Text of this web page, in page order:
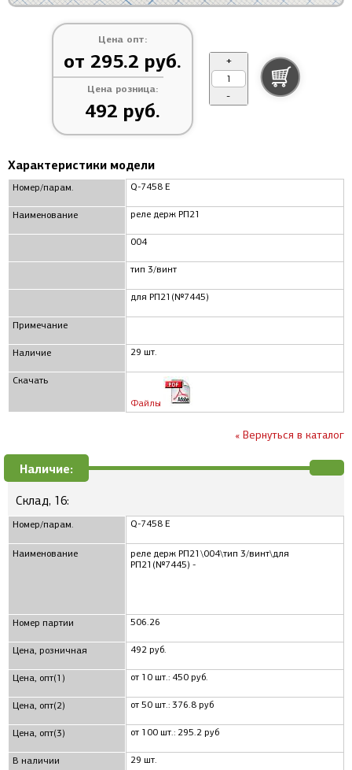
Цена опт:
от 295.2 руб.
Цена розница:
492 руб.
+
-
Характеристики модели
Номер/парам.
Наименование
Примечание
Наличие
Скачать
Q-7458 Е
реле держ РП21
004
тип 3/винт
для РП21(№7445)
29 шт.
Файлы
« Вернуться в каталог
Наличие:
Склад, 16:
Номер/парам.
Наименование
Номер партии
Цена, розничная
Цена, опт(1)
Цена, опт(2)
Цена, опт(3)
В наличии
Q-7458 Е
реле держ РП21\004\тип 3/винт\для
РП21(№7445) -
506.26
492 руб.
от 10 шт.: 450 руб.
от 50 шт.: 376.8 руб
от 100 шт.: 295.2 руб
29 шт.